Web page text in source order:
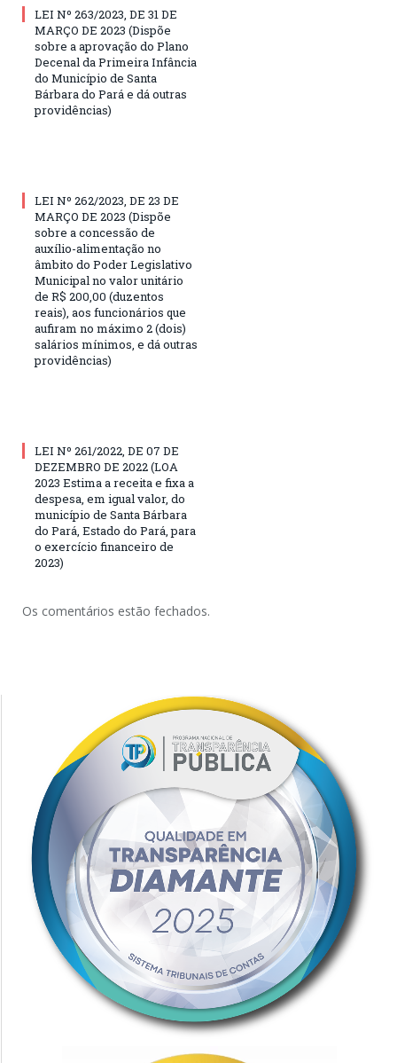
LEI Nº 263/2023, DE 31 DE
MARÇO DE 2023 (Dispõe
sobre a aprovação do Plano
Decenal da Primeira Infância
do Município de Santa
Bárbara do Pará e dá outras
providências)
LEI Nº 262/2023, DE 23 DE
MARÇO DE 2023 (Dispõe
sobre a concessão de
auxílio-alimentação no
âmbito do Poder Legislativo
Municipal no valor unitário
de R$ 200,00 (duzentos
reais), aos funcionários que
aufiram no máximo 2 (dois)
salários mínimos, e dá outras
providências)
LEI Nº 261/2022, DE 07 DE
DEZEMBRO DE 2022 (LOA
2023 Estima a receita e fixa a
despesa, em igual valor, do
município de Santa Bárbara
do Pará, Estado do Pará, para
o exercício financeiro de
2023)
Os comentários estão fechados.